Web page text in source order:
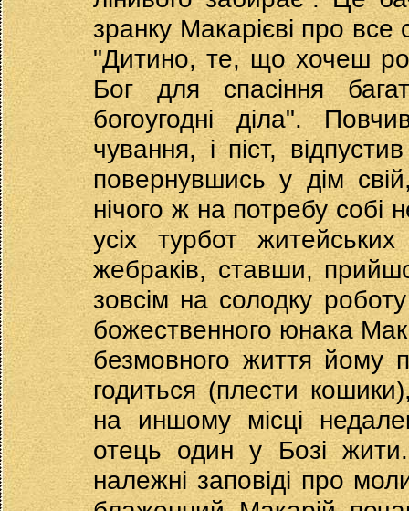
зранку Макарієві про все
"Дитино, те, що хочеш
Бог для спасіння
богоугодні діла".
чування, і піст,
повернувшись у дім
нічого ж на потребу собі
усіх турбот
жебраків, ставши,
зовсім на солодку
божественного юнака
безмовного життя йому
годиться (плести
на иншому місці
отець один у Бозі
належні заповіді про